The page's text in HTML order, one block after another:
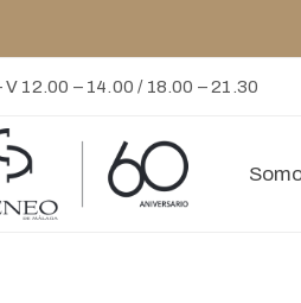
V 12.00 – 14.00 / 18.00 – 21.30